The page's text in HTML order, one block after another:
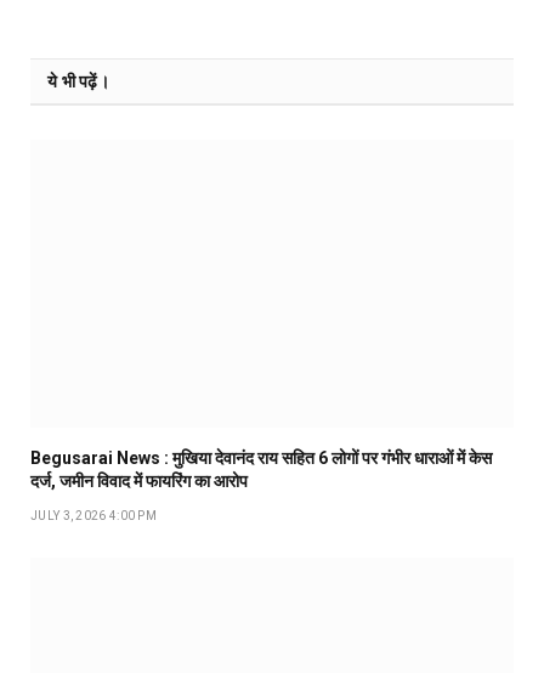
ये भी पढ़ें।
Begusarai News : मुखिया देवानंद राय सहित 6 लोगों पर गंभीर धाराओं में केस
दर्ज, जमीन विवाद में फायरिंग का आरोप
JULY 3, 2026 4:00 PM